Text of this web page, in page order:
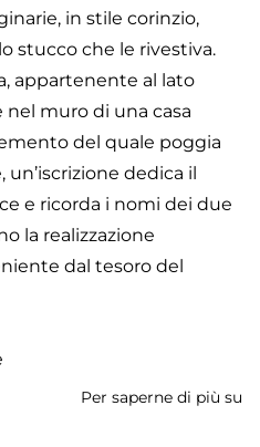
in stile corinzio,
stucco che le rivestiva.
appartenente al lato
muro di una casa
del quale poggia
dedica il
e ricorda i nomi dei due
la realizzazione
dal tesoro del
Per saperne di più su